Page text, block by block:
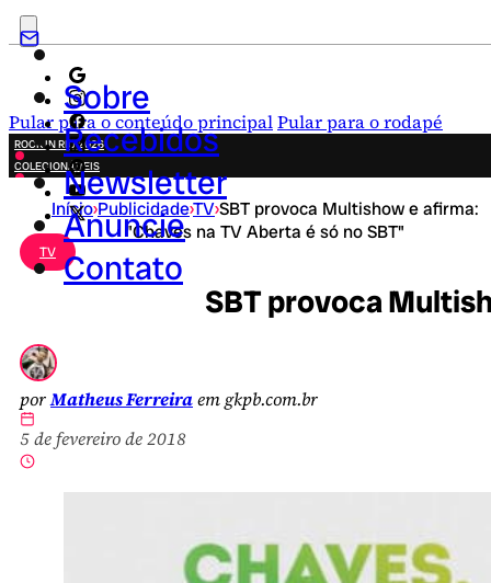
Pular para o conteúdo principalPular para o rodapé
Sobre
Recebidos
Newsletter
Anuncie
Contato
ROCK IN RIO 2026
COLECIONÁVEIS
FESTA JUNINA
NOVIDADES
CAMPANHAS CRIATIVAS
Início›Publicidade›TV›SBT provoca Multishow e afirma:
"Chaves na TV Aberta é só no SBT"
TV
SBT provoca
porMatheus Ferreiraem gkpb.com.br
5 de fevereiro de 2018